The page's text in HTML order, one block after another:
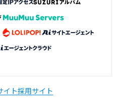
イト採用サイト